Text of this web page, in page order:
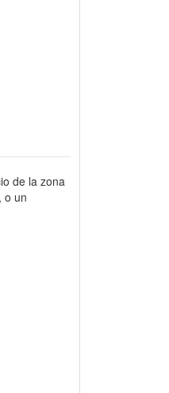
de la zona
o un